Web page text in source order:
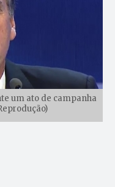
um ato de campanha